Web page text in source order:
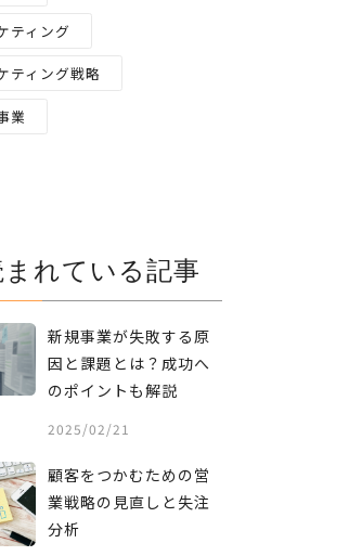
ティング
ティング戦略
業
れている記事
新規事業が失敗する原
因と課題とは？成功へ
のポイントも解説
2025/02/21
顧客をつかむための営
業戦略の見直しと失注
分析